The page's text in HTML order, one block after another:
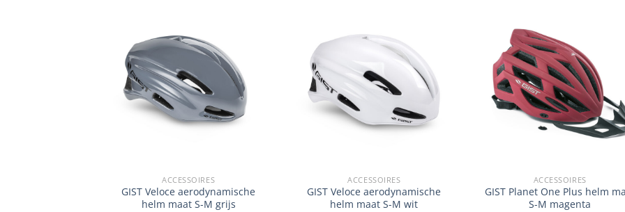
ACCESSOIRES
GIST Veloce aerodynamische
helm maat S-M grijs
ACCESSOIRES
GIST Veloce aerodynamische
helm maat S-M wit
ACCESSOIRES
GIST Planet One Plus helm
S-M magenta